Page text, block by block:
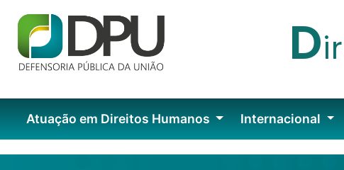
D
Atuação em Direitos Humanos Internacional